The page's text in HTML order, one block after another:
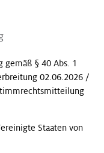
gemäß § 40 Abs. 1
02.06.2026 /
Staaten von